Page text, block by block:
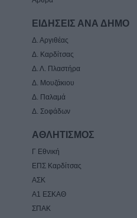
ΕΙΔΗΣΕΙΣ ΑΝΑ ΔΗΜΟ
Δ. Αργιθέας
Δ. Καρδίτσας
Δ. Λ. Πλαστήρα
Δ. Μουζάκιου
Δ. Παλαμά
Δ. Σοφάδων
ΑΘΛΗΤΙΣΜΟΣ
Γ Εθνική
ΕΠΣ Καρδίτσας
ΑΣΚ
Α1 ΕΣΚΑΘ
ΣΠΑΚ